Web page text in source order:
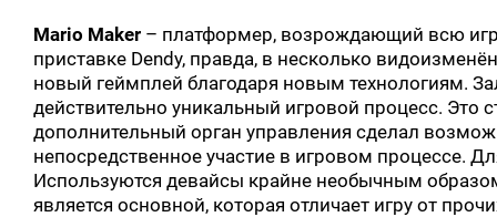
Mario Maker – платформер, возрождающий всю
приставке Dendy, правда, в несколько
новый геймплей благодаря новым технологиям.
действительно уникальный игровой процесс. Это
дополнительный орган управления сделал
непосредственное участие в игровом процессе.
Используются девайсы крайне необычным
является основной, которая отличает игру от